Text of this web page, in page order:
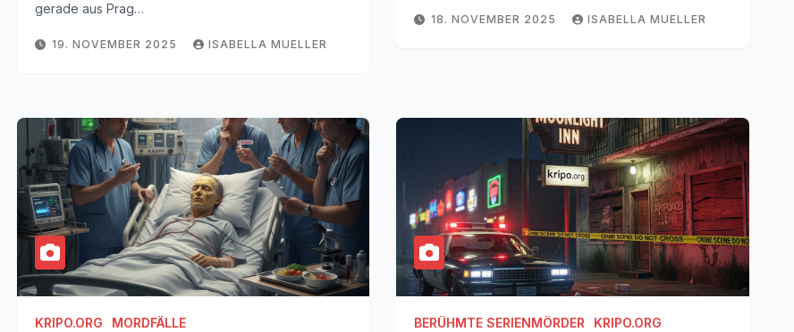
gerade aus Prag…
19. NOVEMBER 2025 ISABELLA MUELLER
18. NOVEMBER 2025 ISABELLA MUELLER
KRIPO.ORG
MORDFÄLLE
BERÜHMTE SERIENMÖRDER
KRIPO.ORG